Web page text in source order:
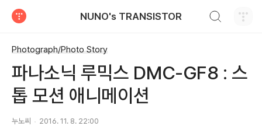
NUNO's TRANSISTOR
Photograph/Photo Story
파나소닉 루믹스 DMC-GF8 : 스
톱 모션 애니메이션
누노씨 2016. 11. 8. 22:00